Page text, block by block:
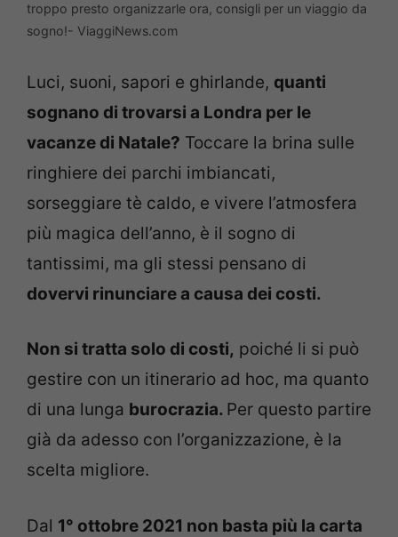
troppo presto organizzarle ora, consigli per un viaggio da
sogno!- ViaggiNews.com
Luci, suoni, sapori e ghirlande, quanti
sognano di trovarsi a Londra per le
vacanze di Natale? Toccare la brina sulle
ringhiere dei parchi imbiancati,
sorseggiare tè caldo, e vivere l’atmosfera
più magica dell’anno, è il sogno di
tantissimi, ma gli stessi pensano di
dovervi rinunciare a causa dei costi.
Non si tratta solo di costi, poiché li si può
gestire con un itinerario ad hoc, ma quanto
di una lunga burocrazia. Per questo partire
già da adesso con l’organizzazione, è la
scelta migliore.
Dal 1° ottobre 2021 non basta più la carta